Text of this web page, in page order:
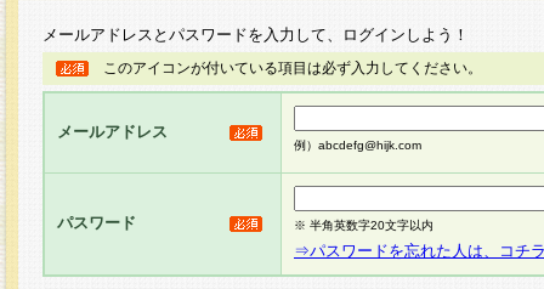
メールアドレスとパスワードを入力して、ログインしよう！
このアイコンが付いている項目は必ず入力してください。
メールアドレス
例）abcdefg@hijk.com
パスワード ※ 半角英数字20文字以内
⇒パスワードを忘れた人は、コチ